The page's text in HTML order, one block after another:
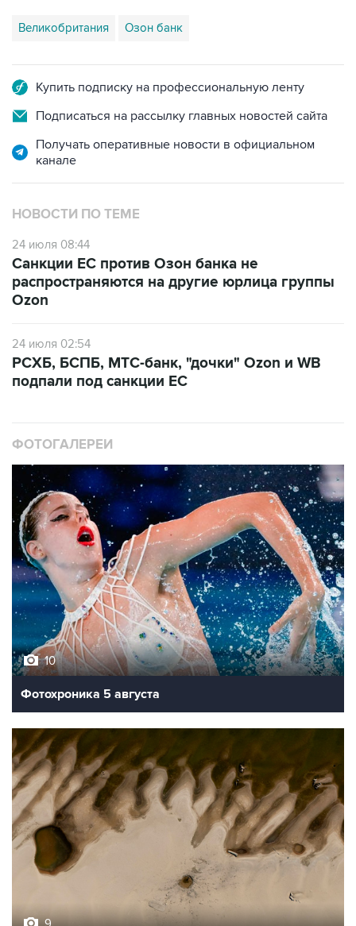
Великобритания Озон банк
Купить подписку на профессиональную ленту
Подписаться на рассылку главных новостей сайта
Получать оперативные новости в официальном
канале
НОВОСТИ ПО ТЕМЕ
24 июля 08:44
Санкции ЕС против Озон банка не
распространяются на другие юрлица группы
Ozon
24 июля 02:54
РСХБ, БСПБ, МТС-банк, "дочки" Ozon и WB
подпали под санкции ЕС
ФОТОГАЛЕРЕИ
10
Фотохроника 5 августа